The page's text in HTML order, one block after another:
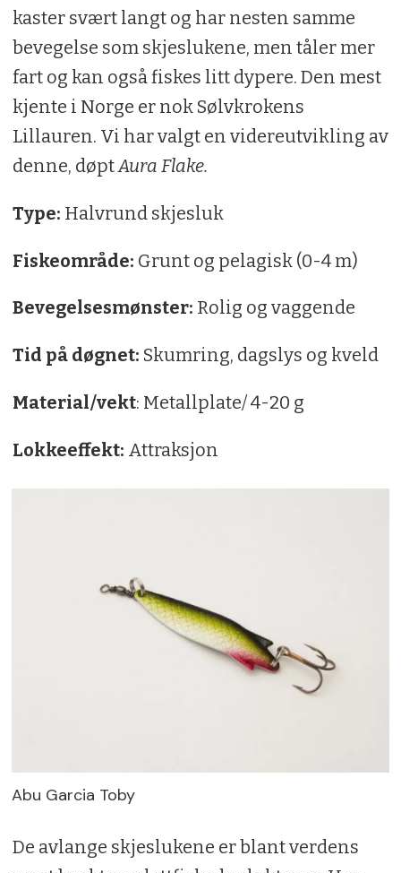
kaster svært langt og har nesten samme
bevegelse som skjeslukene, men tåler mer
fart og kan også fiskes litt dypere. Den mest
kjente i Norge er nok Sølvkrokens
Lillauren. Vi har valgt en videreutvikling av
denne, døptAura Flake.
Type: Halvrund skjesluk
Fiskeområde: Grunt og pelagisk (0-4 m)
Bevegelsesmønster: Rolig og vaggende
Tid på døgnet: Skumring, dagslys og kveld
Material/vekt: Metallplate/ 4-20 g
Lokkeeffekt: Attraksjon
Abu Garcia Toby
De avlange skjeslukene er blant verdens